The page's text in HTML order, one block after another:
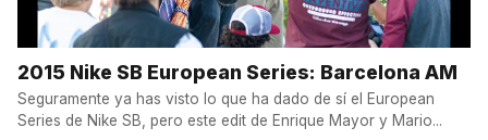
2015 Nike SB European Series: Barcelona AM
Seguramente ya has visto lo que ha dado de sí el European
Series de Nike SB, pero este edit de Enrique Mayor y Mario...